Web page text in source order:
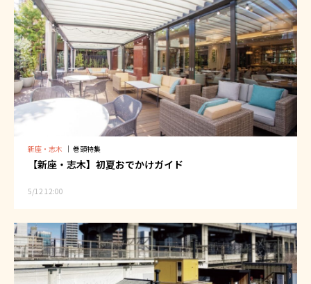
新座・志木 ｜ 巻頭特集
【新座・志木】初夏おでかけガイド
5/12 12:00